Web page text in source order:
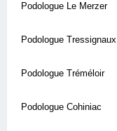
Podologue Le Merzer
Podologue Tressignaux
Podologue Tréméloir
Podologue Cohiniac